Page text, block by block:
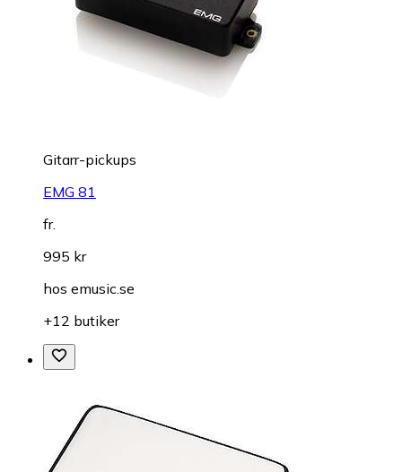
Gitarr-pickups
EMG 81
fr.
995 kr
hos emusic.se
+12 butiker